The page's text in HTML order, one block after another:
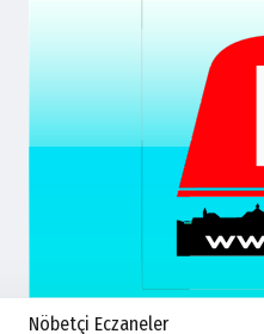
Nöbetçi Eczaneler